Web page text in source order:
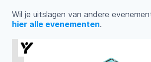
Wil je uitslagen van andere
hier alle evenementen.